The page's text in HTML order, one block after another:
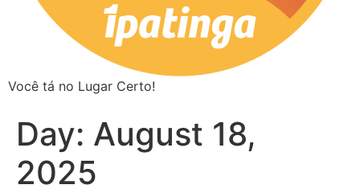
Você tá no Lugar Certo!
Day: August 18,
2025